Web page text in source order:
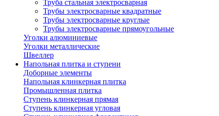
Труба стальная электросварная
Трубы электросварные квадратные
Трубы электросварные круглые
Трубы электросварные прямоугольные
Уголки алюминиевые
Уголки металлические
Швеллер
Напольная плитка и ступени
Доборные элементы
Напольная клинкерная плитка
Промышленная плитка
Ступень клинкерная прямая
Ступень клинкерная угловая